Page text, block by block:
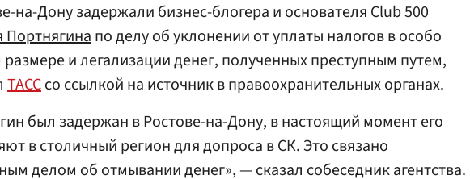
на-Дону задержали бизнес-блогера и основателя Сlub 500
по делу об уклонении от уплаты налогов в особо
и легализации денег, полученных преступным путем,
ТАССсо ссылкой на источник в правоохранительных органах.
был задержан в Ростове-на-Дону, в настоящий момент его
в столичный регион для допроса в СК. Это связано
делом об отмывании денег», — сказал собеседник агентства.